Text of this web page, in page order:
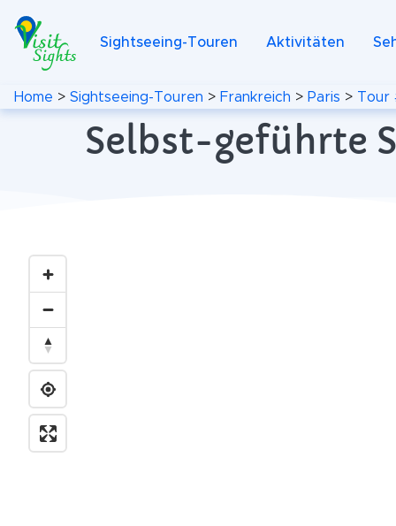
Sightseeing-Touren Aktivitäten
Home > Sightseeing-Touren > Frankreich > Paris > Tour
Selbst-geführte